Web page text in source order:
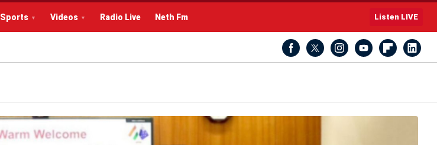
Sports Videos Radio Live Neth Fm Listen LIVE